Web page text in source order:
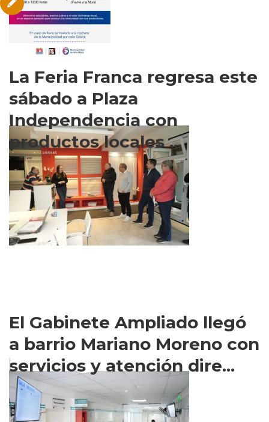
La Feria Franca regresa este
sábado a Plaza
Independencia con
productos locales ...
El Gabinete Ampliado llegó
a barrio Mariano Moreno con
servicios y atención dire...